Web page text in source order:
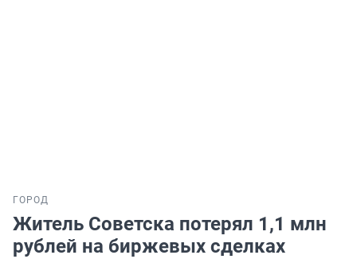
ГОРОД
Житель Советска потерял 1,1 млн
рублей на биржевых сделках